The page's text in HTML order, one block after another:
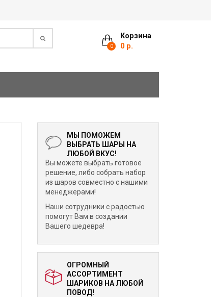
Корзина
0 0 р.
МЫ ПОМОЖЕМ
ВЫБРАТЬ ШАРЫ НА
ЛЮБОЙ ВКУС!
Вы можете выбрать готовое
решение, либо собрать набор
из шаров совместно с нашими
менеджерами!
Наши сотрудники с радостью
помогут Вам в создании
Вашего шедевра!
ОГРОМНЫЙ
АССОРТИМЕНТ
ШАРИКОВ НА ЛЮБОЙ
ПОВОД!